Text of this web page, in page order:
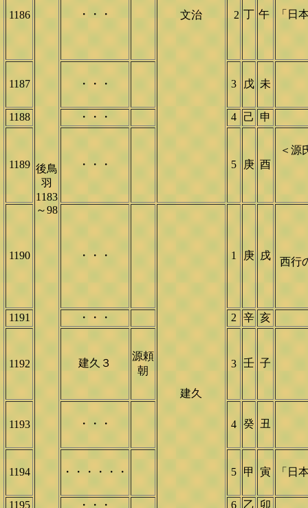
後鳥
羽
1183
～98
文治
1186 ・・・ 2 丁 午 「日
1187 ・・・ 3 戊 未
1188 ・・・ 4 己 申
1189 ・・・ 5 庚 酉
＜源
1190 ・・・
建久
1 庚 戌
西行
1191 ・・・ 2 辛 亥
1192 建久３
源頼
朝
3 壬 子
1193 ・・・ 4 癸 丑
1194 ・・・・・・ 5 甲 寅 「日
1195 ・・・ 6 乙 卯